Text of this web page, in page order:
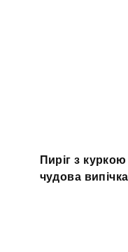
Пиріг з
чудова